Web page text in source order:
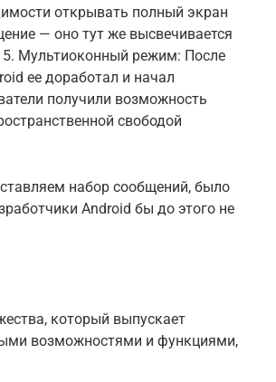
открывать полный экран
— оно тут же высвечивается
5. Мультиоконный режим: После
ее доработал и начал
получили возможность
свободой
набор сообщений, было
Android бы до этого не
который выпускает
возможностями и функциями,